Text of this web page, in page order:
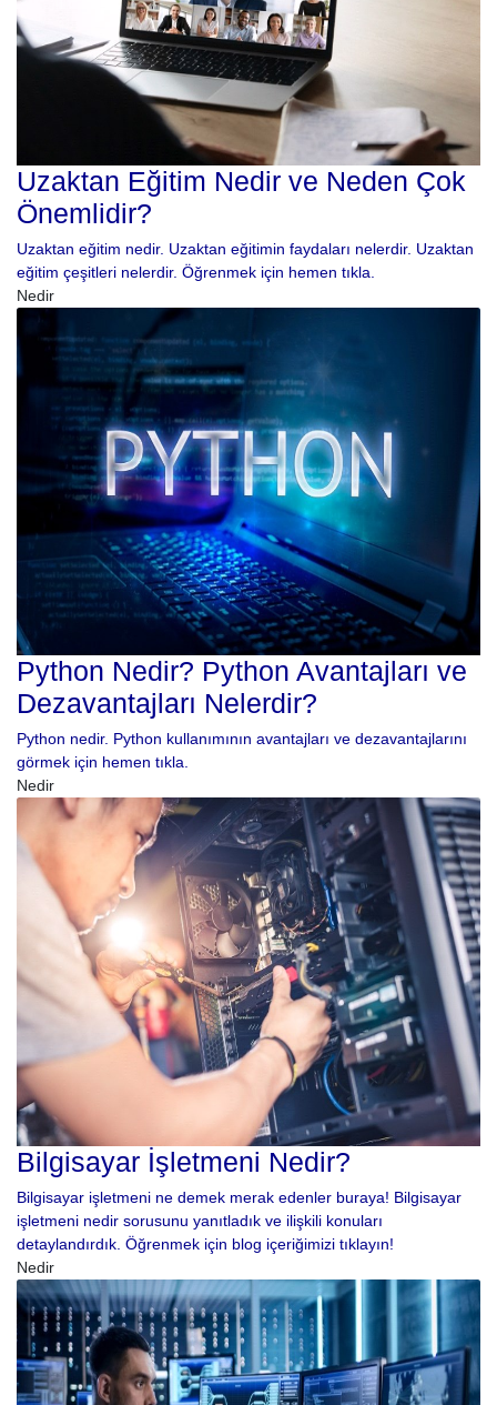
Uzaktan Eğitim Nedir ve Neden Çok
Önemlidir?
Uzaktan eğitim nedir. Uzaktan eğitimin faydaları nelerdir. Uzaktan
eğitim çeşitleri nelerdir. Öğrenmek için hemen tıkla.
Nedir
Python Nedir? Python Avantajları ve
Dezavantajları Nelerdir?
Python nedir. Python kullanımının avantajları ve dezavantajlarını
görmek için hemen tıkla.
Nedir
Bilgisayar İşletmeni Nedir?
Bilgisayar işletmeni ne demek merak edenler buraya! Bilgisayar
işletmeni nedir sorusunu yanıtladık ve ilişkili konuları
detaylandırdık. Öğrenmek için blog içeriğimizi tıklayın!
Nedir